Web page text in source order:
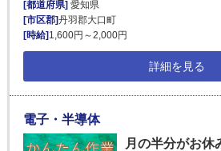
[都道府県]愛知県
[市区郡]丹羽郡大口町
[時給]1,600円～2,000円
詳細を見る
電子・半導体
月の半分がお休